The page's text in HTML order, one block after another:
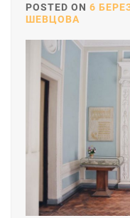
POSTED ON 6
ШЕВЦОВА